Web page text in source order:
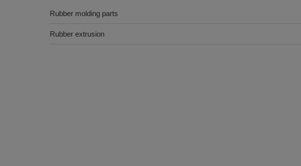
Rubber molding parts
Rubber extrusion